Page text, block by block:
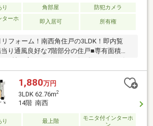
り 角部屋
防犯カメラ
ターホ
即入居可 所有権
リフォーム！南西角住戸の3LDK！即内覧
り通風良好な7階部分の住戸■専有面積
帖の広々としたLDK■総戸数140戸のビッ
ティ
1,880万円
3LDK 62.76m2
14階 南西
り 最上階
モニタ付インターホ
ン